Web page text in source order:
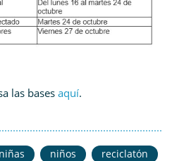
las bases aquí.
niñas niños
reciclatón